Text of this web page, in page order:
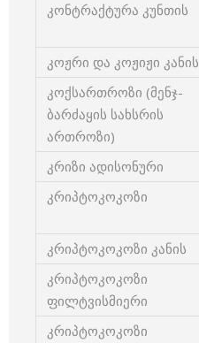
კონტრაქტურა კუნთის
კოჟრი და კოჟიჟი კანის
კოქსართროზი (მენჯ-
ბარძაყის სახსრის
ართროზი)
კრიზი ადისონური
კრიპტოკოკოზი
კრიპტოკოკოზი კანის
კრიპტოკოკოზი
ფილტვისმიერი
კრიპტოკოკოზი